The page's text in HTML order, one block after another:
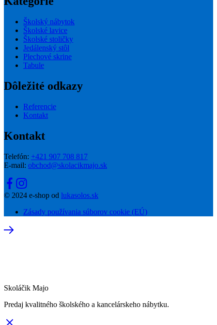
Školský nábytok
Školské lavice
Školské stoličky
Jedálenský stôl
Plechové skrine
Tabule
Dôležité odkazy
Referencie
Kontakt
Kontakt
Telefón: +421 907 708 817
E-mail: obchod@skolacikmajo.sk
© 2024 e-shop od lukasolos.sk
Zásady používania súborov cookie (EÚ)
Skoláčik Majo
Predaj kvalitného školského a kancelárskeho nábytku.